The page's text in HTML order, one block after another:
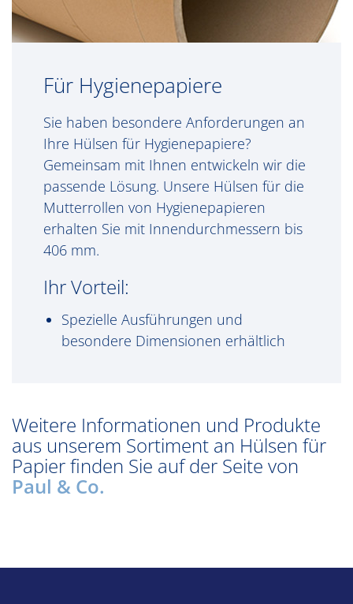
Für Hygienepapiere
Sie haben besondere Anforderungen an
Ihre Hülsen für Hygienepapiere?
Gemeinsam mit Ihnen entwickeln wir die
passende Lösung. Unsere Hülsen für die
Mutterrollen von Hygienepapieren
erhalten Sie mit Innendurchmessern bis
406 mm.
Ihr Vorteil:
Spezielle Ausführungen und
besondere Dimensionen erhältlich
Weitere Informationen und Produkte
aus unserem Sortiment an Hülsen für
Papier finden Sie auf der Seite von
Paul & Co.